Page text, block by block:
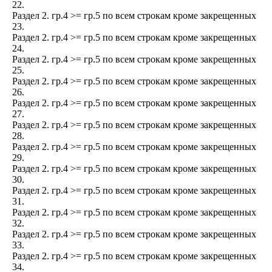
22.
Раздел 2. гр.4 >= гр.5 по всем строкам кроме закрещенных
23.
Раздел 2. гр.4 >= гр.5 по всем строкам кроме закрещенных
24.
Раздел 2. гр.4 >= гр.5 по всем строкам кроме закрещенных
25.
Раздел 2. гр.4 >= гр.5 по всем строкам кроме закрещенных
26.
Раздел 2. гр.4 >= гр.5 по всем строкам кроме закрещенных
27.
Раздел 2. гр.4 >= гр.5 по всем строкам кроме закрещенных
28.
Раздел 2. гр.4 >= гр.5 по всем строкам кроме закрещенных
29.
Раздел 2. гр.4 >= гр.5 по всем строкам кроме закрещенных
30.
Раздел 2. гр.4 >= гр.5 по всем строкам кроме закрещенных
31.
Раздел 2. гр.4 >= гр.5 по всем строкам кроме закрещенных
32.
Раздел 2. гр.4 >= гр.5 по всем строкам кроме закрещенных
33.
Раздел 2. гр.4 >= гр.5 по всем строкам кроме закрещенных
34.